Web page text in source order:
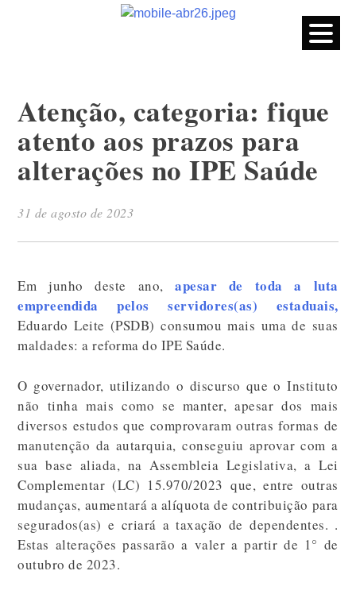
CPERS – Sindicato dos Professores e Funcionários de escola
Atenção, categoria: fique
atento aos prazos para
alterações no IPE Saúde
31 de agosto de 2023
Em junho deste ano,apesar de toda a luta
empreendida pelos servidores(as) estaduais,
Eduardo Leite (PSDB) consumou mais uma de suas
maldades: a reforma do IPE Saúde.
O governador, utilizando o discurso que o Instituto
não tinha mais como se manter, apesar dos mais
diversos estudos que comprovaram outras formas de
manutenção da autarquia, conseguiu aprovar com a
sua base aliada, na Assembleia Legislativa, a Lei
Complementar (LC) 15.970/2023 que, entre outras
mudanças, aumentará a alíquota de contribuição para
segurados(as) e criará a taxação de dependentes. .
Estas alterações passarão a valer a partir de 1° de
outubro de 2023.